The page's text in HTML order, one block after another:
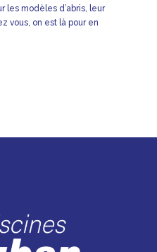
les modèles d’abris, leur
vous, on est là pour en